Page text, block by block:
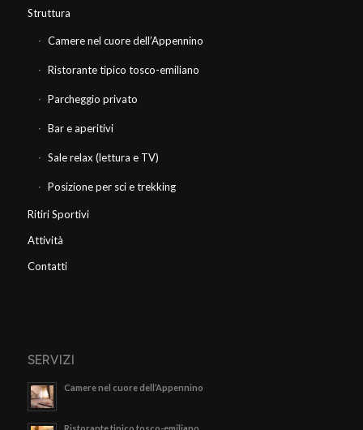
Struttura
Camere nel cuore dell’Appennino
Ristorante tipico tosco-emiliano
Parcheggio privato
Bar e aperitivi
Sale relax (lettura e TV)
Posizione per sci e trekking
Ritiri Sportivi
Attività
Contatti
SERVIZI
Camere nel cuore dell’Appennino
Ristorante tipico tosco-emiliano